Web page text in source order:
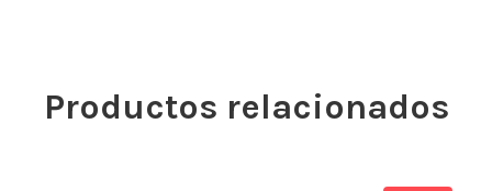
Productos relacionados